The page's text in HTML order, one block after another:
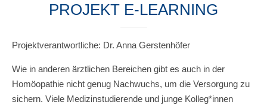
PROJEKT E-LEARNING
Projektverantwortliche: Dr. Anna Gerstenhöfer
Wie in anderen ärztlichen Bereichen gibt es auch in der
Homöopathie nicht genug Nachwuchs, um die Versorgung zu
sichern. Viele Medizinstudierende und junge Kolleg*innen